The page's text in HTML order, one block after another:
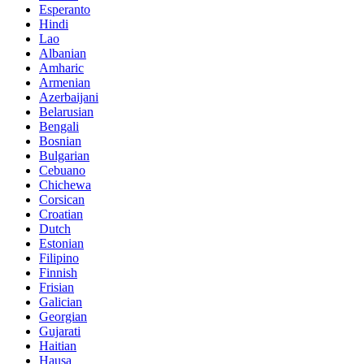
Esperanto
Hindi
Lao
Albanian
Amharic
Armenian
Azerbaijani
Belarusian
Bengali
Bosnian
Bulgarian
Cebuano
Chichewa
Corsican
Croatian
Dutch
Estonian
Filipino
Finnish
Frisian
Galician
Georgian
Gujarati
Haitian
Hausa